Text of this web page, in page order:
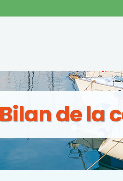
Bilan de la